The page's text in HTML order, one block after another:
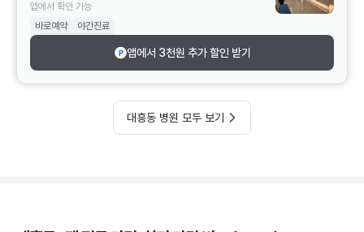
앱에서 확인 가능
바로예약
야간진료
앱에서 3천원 추가 할인 받기
대흥동 병원 모두 보기